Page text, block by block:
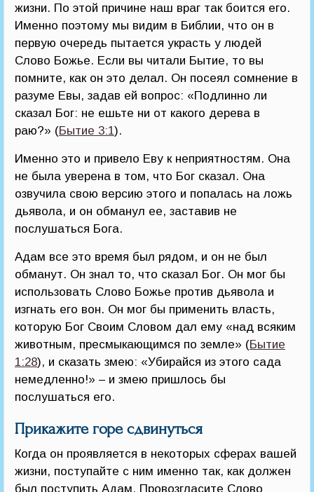
жизни. По этой причине наш враг так боится его.
Именно поэтому мы видим в Библии, что он в
первую очередь пытается украсть у людей
Слово Божье. Если вы читали Бытие, то вы
помните, как он это делал. Он посеял сомнение в
разуме Евы, задав ей вопрос: «Подлинно ли
сказал Бог: не ешьте ни от какого дерева в
раю?» (Бытие 3:1).
Именно это и привело Еву к неприятностям. Она
не была уверена в том, что Бог сказал. Она
озвучила свою версию этого и попалась на ложь
дьявола, и он обманул ее, заставив не
послушаться Бога.
Адам все это время был рядом, и он не был
обманут. Он знал то, что сказал Бог. Он мог бы
использовать Слово Божье против дьявола и
изгнать его вон. Он мог бы применить власть,
которую Бог Своим Словом дал ему «над всяким
животным, пресмыкающимся по земле» (Бытие
1:28), и сказать змею: «Убирайся из этого сада
немедленно!» – и змею пришлось бы
послушаться его.
Прикажите горе сдвинуться
Когда он проявляется в некоторых сферах вашей
жизни, поступайте с ним именно так, как должен
был поступить Адам. Провозгласите Слово